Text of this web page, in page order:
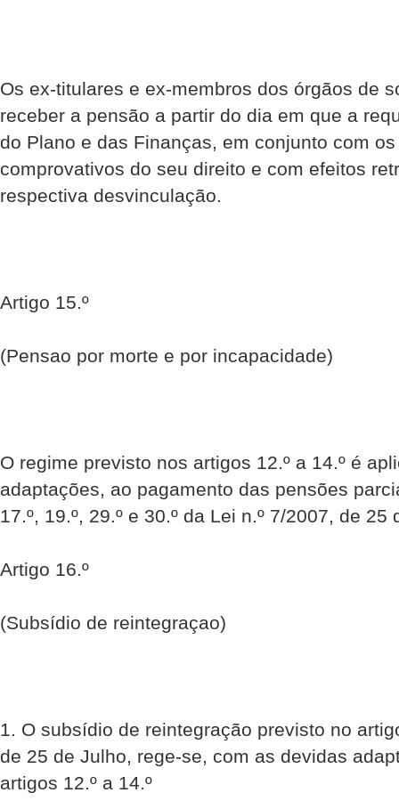
Os ex-titulares e ex-membros dos órgãos de
receber a pensão a partir do dia em que a
do Plano e das Finanças, em conjunto com
comprovativos do seu direito e com efeitos
respectiva desvinculação.
Artigo 15.º
(Pensao por morte e por incapacidade)
O regime previsto nos artigos 12.º a 14.º é
adaptações, ao pagamento das pensões
17.º, 19.º, 29.º e 30.º da Lei n.º 7/2007, de 25
Artigo 16.º
(Subsídio de reintegraçao)
1. O subsídio de reintegração previsto no
de 25 de Julho, rege-se, com as devidas
artigos 12.º a 14.º